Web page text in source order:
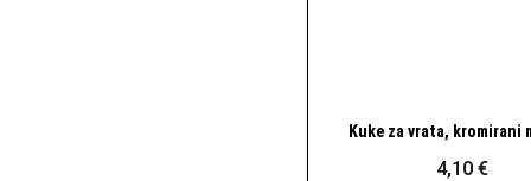
Brzi pogled
Kuke za vrata, kromirani
4,10 €